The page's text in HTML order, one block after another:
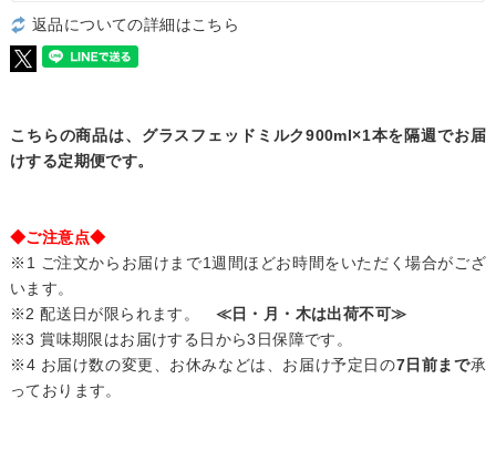
返品についての詳細はこちら
こちらの商品は、グラスフェッドミルク900ml×1本を隔週でお届
けする定期便です。
◆ご注意点◆
※1 ご注文からお届けまで1週間ほどお時間をいただく場合がござ
います。
※2 配送日が限られます。 ≪日・月・木は出荷不可≫
※3 賞味期限はお届けする日から3日保障です。
※4 お届け数の変更、お休みなどは、お届け予定日の7日前まで承
っております。